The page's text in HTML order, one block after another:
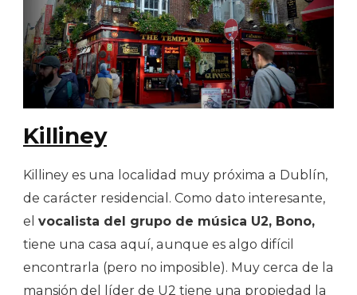
Killiney
Killiney es una localidad muy próxima a Dublín,
de carácter residencial. Como dato interesante,
el vocalista del grupo de música U2, Bono,
tiene una casa aquí, aunque es algo difícil
encontrarla (pero no imposible). Muy cerca de la
mansión del líder de U2 tiene una propiedad la